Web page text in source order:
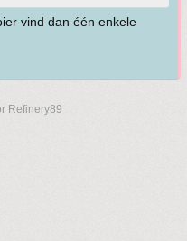
vind dan één enkele
Refinery89